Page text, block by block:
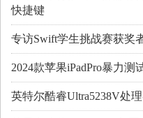
快捷键
专访Swift学生挑战赛获奖
2024款苹果iPadPro暴力
英特尔酷睿Ultra5238V处